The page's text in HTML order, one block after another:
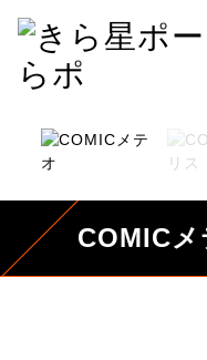
COMIC